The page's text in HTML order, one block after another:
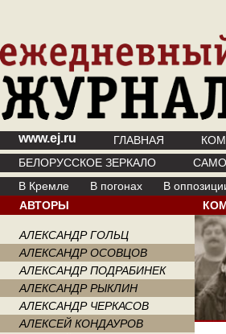
www.ej.ru ГЛАВНАЯ
БЕЛОРУССКОЕ ЗЕРКАЛО
В Кремле
В погонах В
АВТОРЫ
АЛЕКСАНДР ГОЛЬЦ
АЛЕКСАНДР ОСОВЦОВ
АЛЕКСАНДР ПОДРАБИНЕК
АЛЕКСАНДР РЫКЛИН
АЛЕКСАНДР ЧЕРКАСОВ
АЛЕКСЕЙ КОНДАУРОВ